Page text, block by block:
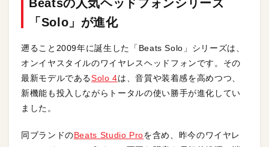
Beatsの 人気ヘッドフォンシリーズ
「Solo」が進化
遡ること2009年に誕生した「Beats Solo」シリーズは、
オンイヤスタイルのワイヤレスヘッドフォンです。その
最新モデルであるSolo 4は、音質や装着感を高めつつ、
新機能も投入しながらトータルの使い勝手が進化してい
ました。
同ブランドのBeats Studio Proを含め、昨今のワイヤレ